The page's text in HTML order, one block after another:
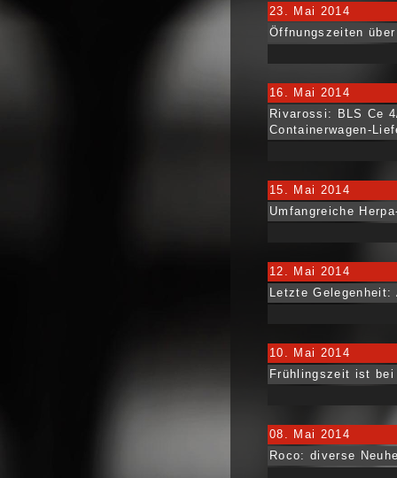
23. Mai 2014
Öffnungszeiten
16. Mai 2014
Rivarossi: BLS Ce
Containerwagen-
15. Mai 2014
Umfangreiche
12. Mai 2014
Letzte
10. Mai 2014
Frühlingszeit ist bei
08. Mai 2014
Roco: diverse